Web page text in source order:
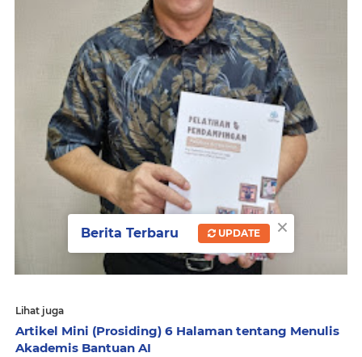
Lihat juga
Artikel Mini (Prosiding) 6 Halaman tentang Menulis
Akademis Bantuan AI
×
Berita Terbaru UPDATE